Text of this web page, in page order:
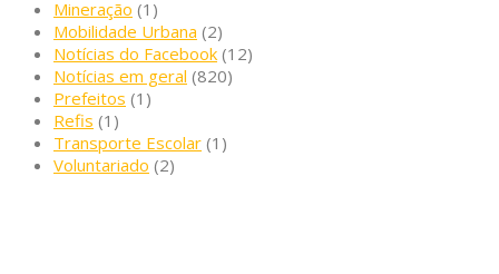
Mineração (1)
Mobilidade Urbana (2)
Notícias do Facebook (12)
Notícias em geral (820)
Prefeitos (1)
Refis (1)
Transporte Escolar (1)
Voluntariado (2)